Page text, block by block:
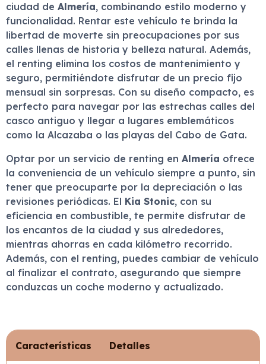
ciudad de Almería, combinando estilo moderno y
funcionalidad. Rentar este vehículo te brinda la
libertad de moverte sin preocupaciones por sus
calles llenas de historia y belleza natural. Además,
el renting elimina los costos de mantenimiento y
seguro, permitiéndote disfrutar de un precio fijo
mensual sin sorpresas. Con su diseño compacto, es
perfecto para navegar por las estrechas calles del
casco antiguo y llegar a lugares emblemáticos
como la Alcazaba o las playas del Cabo de Gata.
Optar por un servicio de renting en Almería ofrece
la conveniencia de un vehículo siempre a punto, sin
tener que preocuparte por la depreciación o las
revisiones periódicas. El Kia Stonic, con su
eficiencia en combustible, te permite disfrutar de
los encantos de la ciudad y sus alrededores,
mientras ahorras en cada kilómetro recorrido.
Además, con el renting, puedes cambiar de vehículo
al finalizar el contrato, asegurando que siempre
conduzcas un coche moderno y actualizado.
Características Detalles